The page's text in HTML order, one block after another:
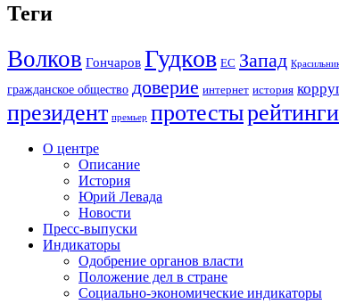
Теги
Волков Гончаров Гудков ЕС Запад
гражданское общество доверие интернет история
президент премьер протестырейтинги
О центре
Описание
История
Юрий Левада
Новости
Пресс-выпуски
Индикаторы
Одобрение органов власти
Положение дел в стране
Социально-экономические индикаторы